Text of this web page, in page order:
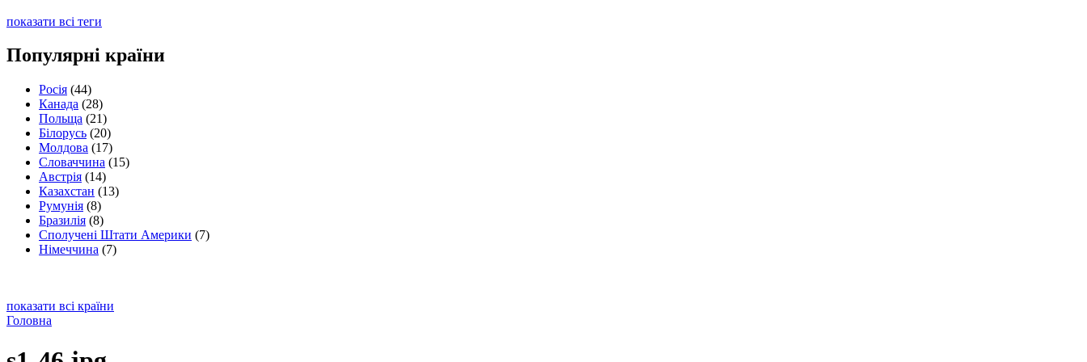
показати всі теги
Популярні країни
Росія (44)
Канада (28)
Польща (21)
Білорусь (20)
Молдова (17)
Словаччина (15)
Австрія (14)
Казахстан (13)
Румунія (8)
Бразилія (8)
Сполучені Штати Америки (7)
Німеччина (7)
показати всі країни
Головна